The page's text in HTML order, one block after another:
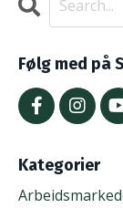
Følg med på
Kategorier